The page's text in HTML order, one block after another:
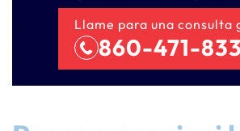
Llame para una consulta
860-471-